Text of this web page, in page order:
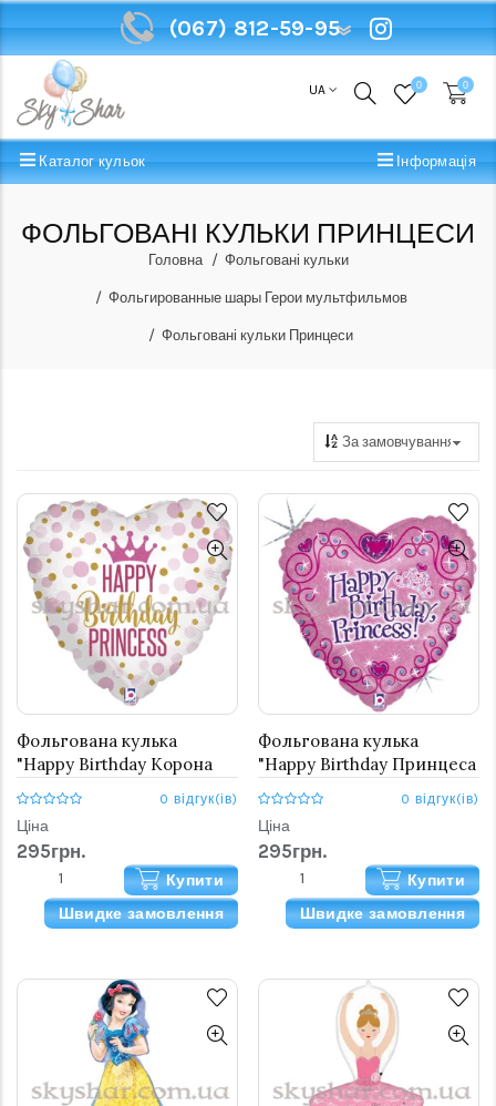
(067) 812-59-95
UA 0 0
Каталог кульок Інформація
ФОЛЬГОВАНІ КУЛЬКИ ПРИНЦЕСИ
Головна Фольговані кульки
Фольгированные шары Герои мультфильмов
Фольговані кульки Принцеси
Фольгована кулька
"Happy Birthday Корона
Принцеси"
0 відгук(ів)
Ціна
295грн.
Купити
Швидке замовлення
Фольгована кулька
"Happy Birthday Принцеса
Візерунки"
0 відгук(ів)
Ціна
295грн.
Купити
Швидке замовлення